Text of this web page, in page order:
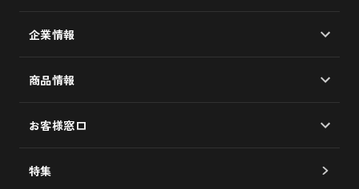
企業情報
企業理念
歴史
商品情報
スキンケア
お客様窓口
特集